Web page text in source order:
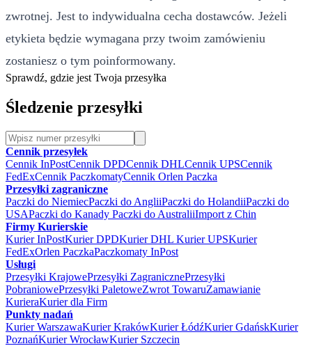
zwrotnej. Jest to indywidualna cecha dostawców. Jeżeli
etykieta będzie wymagana przy twoim zamówieniu
zostaniesz o tym poinformowany.
Sprawdź, gdzie jest Twoja przesyłka
Śledzenie przesyłki
Cennik przesyłek
Cennik InPostCennik DPDCennik DHLCennik UPSCennik
FedExCennik PaczkomatyCennik Orlen Paczka
Przesyłki zagraniczne
Paczki do NiemiecPaczki do AngliiPaczki do HolandiiPaczki do
USAPaczki do Kanady Paczki do AustraliiImport z Chin
Firmy Kurierskie
Kurier InPostKurier DPDKurier DHL Kurier UPSKurier
FedExOrlen PaczkaPaczkomaty InPost
Usługi
Przesyłki KrajowePrzesyłki ZagranicznePrzesyłki
PobraniowePrzesyłki PaletoweZwrot TowaruZamawianie
KurieraKurier dla Firm
Punkty nadań
Kurier WarszawaKurier KrakówKurier ŁódźKurier GdańskKurier
PoznańKurier WrocławKurier Szczecin